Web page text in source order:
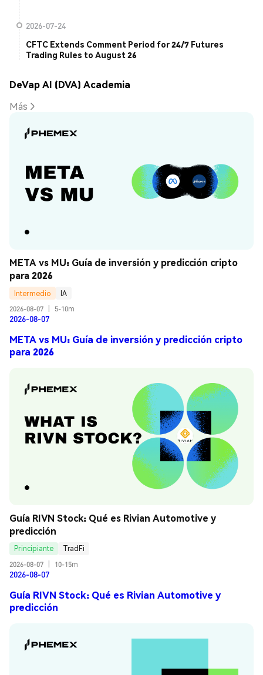
2026-07-24
CFTC Extends Comment Period for 24/7 Futures
Trading Rules to August 26
DeVap AI (DVA) Academia
Más
META vs MU: Guía de inversión y predicción cripto
para 2026
Intermedio
IA
2026-08-07
5-10m
2026-08-07
META vs MU: Guía de inversión y predicción cripto
para 2026
Guía RIVN Stock: Qué es Rivian Automotive y
predicción
Principiante
TradFi
2026-08-07
10-15m
2026-08-07
Guía RIVN Stock: Qué es Rivian Automotive y
predicción